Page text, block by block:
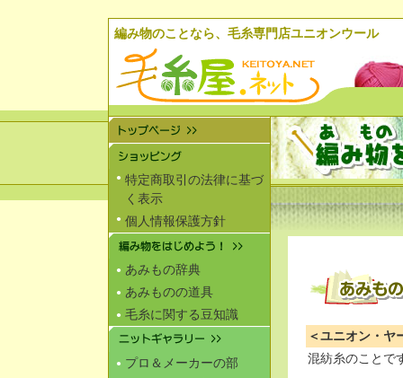
編み物のことなら、毛糸専門店ユニオンウール
● 特定商取引の法律に基づ
く表示
● 個人情報保護方針
● あみもの辞典
● あみものの道具
● 毛糸に関する豆知識
● プロ＆メーカーの部
＜ユニオン・ヤ
混紡糸のことで